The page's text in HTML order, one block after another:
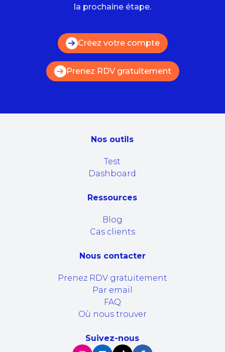
la prochaine étape.
Créez votre compte
Prenez RDV gratuitement
Nos outils
Test
Dashboard
Ressources
Blog
Cas clients
Nous contacter
Prenez RDV gratuitement
Par email
FAQ
Où nous trouver
Suivez-nous